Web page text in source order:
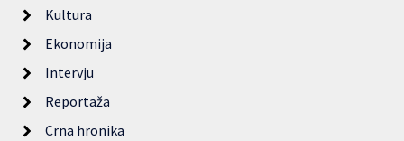
Kultura
Ekonomija
Intervju
Reportaža
Crna hronika